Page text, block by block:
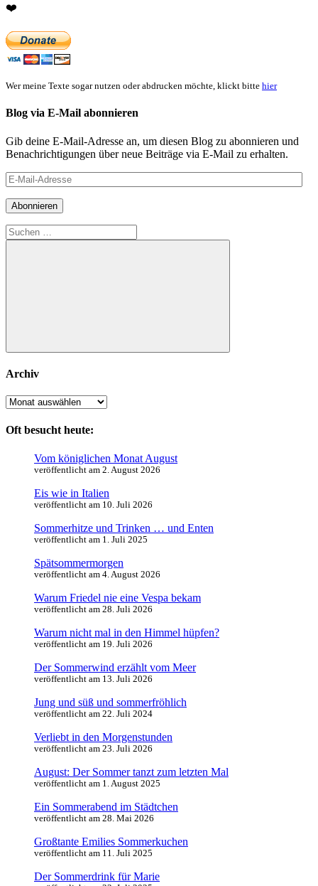
❤️
Wer meine Texte sogar nutzen oder abdrucken möchte, klickt bitte hier
Blog via E-Mail abonnieren
Gib deine E-Mail-Adresse an, um diesen Blog zu abonnieren und
Benachrichtigungen über neue Beiträge via E-Mail zu erhalten.
E-
Mail-
Adresse
Abonnieren
Suchen
nach:
Suchen
Archiv
Archiv
Oft besucht heute:
Vom königlichen Monat August
veröffentlicht am 2. August 2026
Eis wie in Italien
veröffentlicht am 10. Juli 2026
Sommerhitze und Trinken … und Enten
veröffentlicht am 1. Juli 2025
Spätsommermorgen
veröffentlicht am 4. August 2026
Warum Friedel nie eine Vespa bekam
veröffentlicht am 28. Juli 2026
Warum nicht mal in den Himmel hüpfen?
veröffentlicht am 19. Juli 2026
Der Sommerwind erzählt vom Meer
veröffentlicht am 13. Juli 2026
Jung und süß und sommerfröhlich
veröffentlicht am 22. Juli 2024
Verliebt in den Morgenstunden
veröffentlicht am 23. Juli 2026
August: Der Sommer tanzt zum letzten Mal
veröffentlicht am 1. August 2025
Ein Sommerabend im Städtchen
veröffentlicht am 28. Mai 2026
Großtante Emilies Sommerkuchen
veröffentlicht am 11. Juli 2025
Der Sommerdrink für Marie